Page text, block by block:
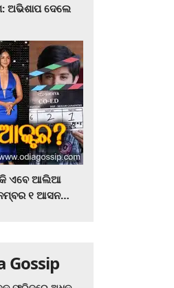
ଅଭିଶାପ ଦେଲେ
କି ଏବେ ଆଲିଆ
୧ ଆସନ
Gossip